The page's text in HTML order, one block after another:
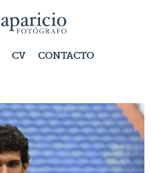
CV CONTACTO